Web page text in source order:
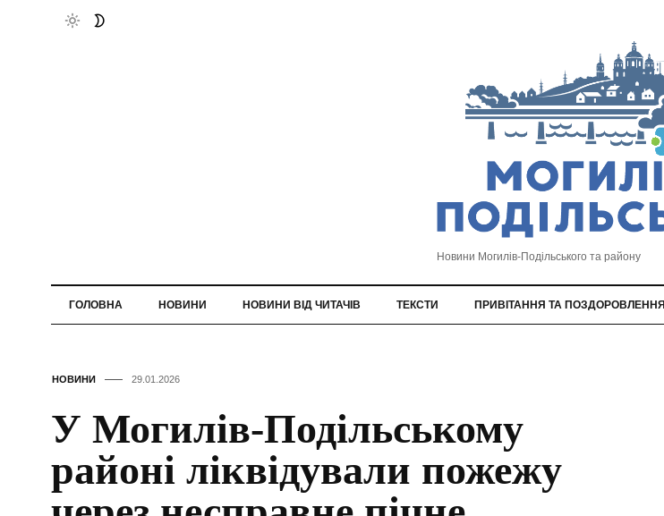
Новини Могилів-Подільського та району
ГОЛОВНА НОВИНИ НОВИНИ ВІД ЧИТАЧІВ ТЕКСТИ ПРИВІТАННЯ ТА ПОЗДОРОВЛЕННЯ
НОВИНИ 29.01.2026
У Могилів-Подільському
районі ліквідували пожежу